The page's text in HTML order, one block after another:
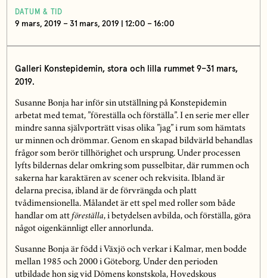
DATUM & TID
9 mars, 2019 – 31 mars, 2019 | 12:00 – 16:00
Galleri Konstepidemin, stora och lilla rummet 9–31 mars,
2019.
Susanne Bonja har inför sin utställning på Konstepidemin
arbetat med temat, ”föreställa och förställa”. I en serie mer eller
mindre sanna självporträtt visas olika ”jag” i rum som hämtats
ur minnen och drömmar. Genom en skapad bildvärld behandlas
frågor som berör tillhörighet och ursprung. Under processen
lyfts bildernas delar omkring som pusselbitar, där rummen och
sakerna har karaktären av scener och rekvisita. Ibland är
delarna precisa, ibland är de förvrängda och platt
tvådimensionella. Målandet är ett spel med roller som både
handlar om att föreställa, i betydelsen avbilda, och förställa, göra
något oigenkännligt eller annorlunda.
Susanne Bonja är född i Växjö och verkar i Kalmar, men bodde
mellan 1985 och 2000 i Göteborg. Under den perioden
utbildade hon sig vid Dômens konstskola, Hovedskous